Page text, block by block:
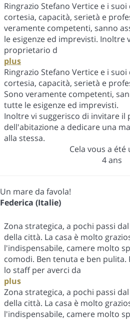
Ringrazio Stefano Vertice e i
cortesia, capacità, serietà e
veramente competenti, sanno
le esigenze ed imprevisti. Inoltre
proprietario d
plus
Ringrazio Stefano Vertice e i
cortesia, capacità, serietà e
Sono veramente competenti,
tutte le esigenze ed imprevisti.
Inoltre vi suggerisco di invitare
dell'abitazione a dedicare una
alla stessa.
Cela vous a été
4 ans
Un mare da favola!
Federica (Italie)
Zona strategica, a pochi passi
della città. La casa è molto
l'indispensabile, camere molto
comodi. Ben tenuta e ben pulita.
lo staff per averci da
plus
Zona strategica, a pochi passi
della città. La casa è molto
l'indispensabile, camere molto